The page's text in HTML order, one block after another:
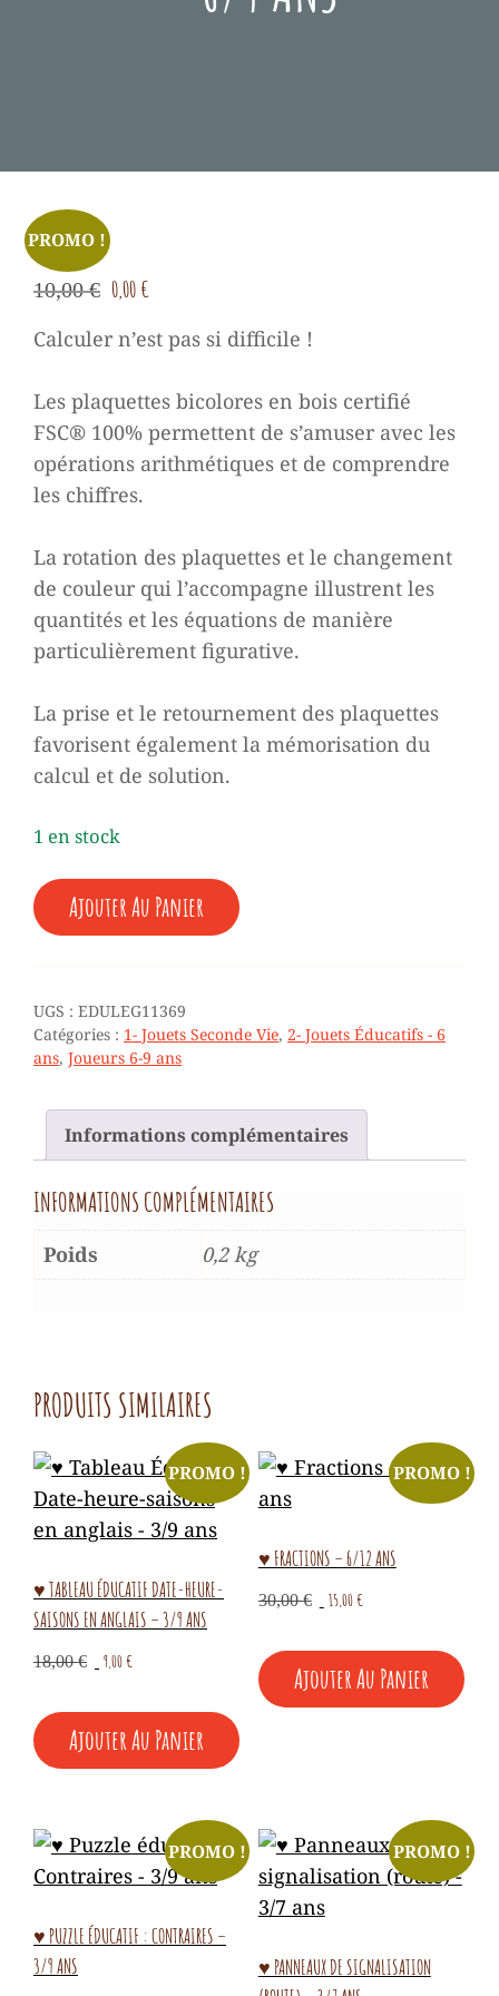
PROMO !
10,00€ Le
initial
10,00 €.
0,00 €
actuel
0,00 €.
Calculer n’est pas si difficile !
Les plaquettes bicolores en bois certifié
FSC® 100% permettent de s’amuser avec les
opérations arithmétiques et de comprendre
les chiffres.
La rotation des plaquettes et le changement
de couleur qui l’accompagne illustrent les
quantités et les équations de manière
particulièrement figurative.
La prise et le retournement des plaquettes
favorisent également la mémorisation du
calcul et de solution.
1 en stock
QUANTITÉ
DE
♥
-
6/9
ANS
Ajouter Au Panier
UGS : EDULEG11369
Catégories : 1- Jouets Seconde Vie, 2- Jouets Éducatifs - 6
ans, Joueurs 6-9 ans
Informations complémentaires
INFORMATIONS COMPLÉMENTAIRES
Poids 0,2 kg
PRODUITS SIMILAIRES
PROMO !
♥ TABLEAU ÉDUCATIF DATE-HEURE-
SAISONS EN ANGLAIS – 3/9 ANS
18,00€
Le
initial
était :
18,00 €.
9,00€
actuel
est :
9,00 €.
Ajouter Au Panier
PROMO !
♥ FRACTIONS – 6/12 ANS
30,00€
Le
initial
était :
30,00 €.
15,00€
actuel
est :
15,00 €.
Ajouter Au Panier
PROMO !
♥ PUZZLE ÉDUCATIF : CONTRAIRES –
3/9 ANS
PROMO !
♥ PANNEAUX DE SIGNALISATION